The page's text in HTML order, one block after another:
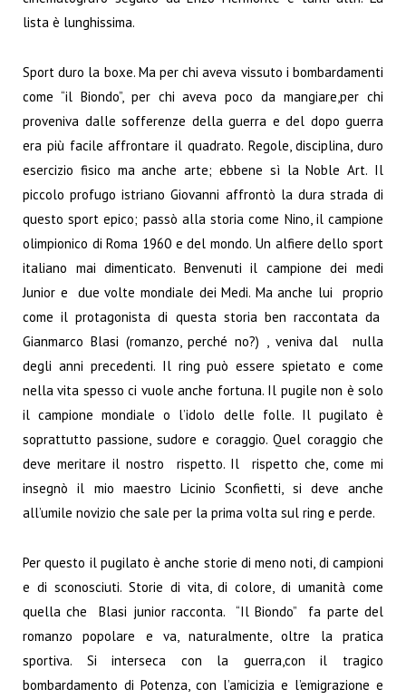
lista è lunghissima.
Sport duro la boxe. Ma per chi aveva vissuto i bombardamenti
come “il Biondo”, per chi aveva poco da mangiare,per chi
proveniva dalle sofferenze della guerra e del dopo guerra
era più facile affrontare il quadrato. Regole, disciplina, duro
esercizio fisico ma anche arte; ebbene sì la Noble Art. Il
piccolo profugo istriano Giovanni affrontò la dura strada di
questo sport epico; passò alla storia come Nino, il campione
olimpionico di Roma 1960 e del mondo. Un alfiere dello sport
italiano mai dimenticato. Benvenuti il campione dei medi
Junior e due volte mondiale dei Medi. Ma anche lui proprio
come il protagonista di questa storia ben raccontata da
Gianmarco Blasi (romanzo, perché no?) , veniva dal nulla
degli anni precedenti. Il ring può essere spietato e come
nella vita spesso ci vuole anche fortuna. Il pugile non è solo
il campione mondiale o l’idolo delle folle. Il pugilato è
soprattutto passione, sudore e coraggio. Quel coraggio che
deve meritare il nostro rispetto. Il rispetto che, come mi
insegnò il mio maestro Licinio Sconfietti, si deve anche
all’umile novizio che sale per la prima volta sul ring e perde.
Per questo il pugilato è anche storie di meno noti, di campioni
e di sconosciuti. Storie di vita, di colore, di umanità come
quella che Blasi junior racconta. “Il Biondo” fa parte del
romanzo popolare e va, naturalmente, oltre la pratica
sportiva. Si interseca con la guerra,con il tragico
bombardamento di Potenza, con l’amicizia e l’emigrazione e